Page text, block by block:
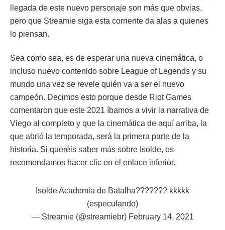
llegada de este nuevo personaje son más que obvias,
pero que Streamie siga esta corriente da alas a quienes
lo piensan.
Sea como sea, es de esperar una nueva cinemática, o
incluso nuevo contenido sobre League of Legends y su
mundo una vez se revele quién va a ser el nuevo
campeón. Decimos esto porque desde Riot Games
comentaron que este 2021 íbamos a vivir la narrativa de
Viego al completo y que la cinemática de aquí arriba, la
que abrió la temporada, será la primera parte de la
historia. Si queréis saber más sobre Isolde, os
recomendamos hacer clic en el enlace inferior.
Isolde Academia de Batalha??????? kkkkk
(especulando)
— Streamie (@streamiebr) February 14, 2021